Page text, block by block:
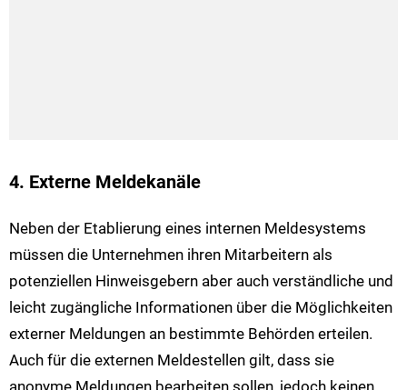
4. Externe Meldekanäle
Neben der Etablierung eines internen Meldesystems
müssen die Unternehmen ihren Mitarbeitern als
potenziellen Hinweisgebern aber auch verständliche und
leicht zugängliche Informationen über die Möglichkeiten
externer Meldungen an bestimmte Behörden erteilen.
Auch für die externen Meldestellen gilt, dass sie